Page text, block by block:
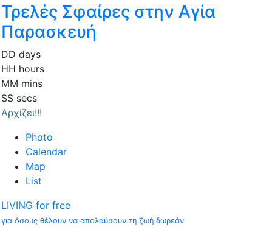
Τρελές Σφαίρες στην Αγία
Παρασκευή
DD days
HH hours
MM mins
SS secs
Αρχίζει!!!
Photo
Calendar
Map
List
LIVING for free
για όσους θέλουν να απολαύσουν τη ζωή δωρεάν